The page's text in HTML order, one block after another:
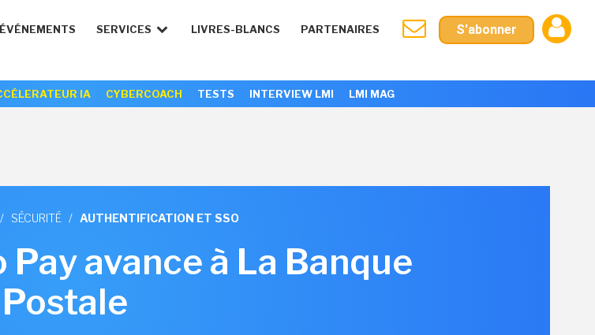
ÉVÉNEMENTS SERVICES LIVRES-BLANCS PARTENAIRES S'abonner
IA CYBERCOACH TESTS INTERVIEW LMI LMI MAG
/ SÉCURITÉ / AUTHENTIFICATION ET SSO
avance à La Banque
Postale